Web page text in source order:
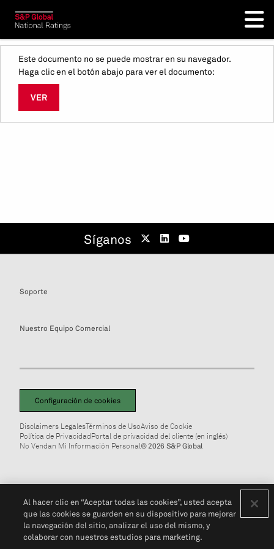
Este documento no se puede mostrar en su navegador.
Haga clic en el botón abajo para ver el documento:
VER
Síganos
Soporte
Nuestro Equipo Comercial
Configuración de cookies
Disclaimers LegalesTérminos de UsoAviso de Cookie
Política de PrivacidadPortal de privacidad del cliente (en inglés)
No Vendan Mi Información Personal© 2026 S&P Global
Al hacer clic en “Aceptar todas las cookies”, usted acepta
que las cookies se guarden en su dispositivo para mejorar
la navegación del sitio, analizar el uso del mismo, y
colaborar con nuestros estudios para marketing.